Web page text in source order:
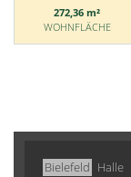
272,36 m²
WOHNFLÄCHE
Bielefeld Halle